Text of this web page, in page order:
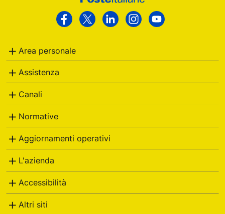
Facebook
Twitter LinkedinInstagram
Area personale
Assistenza
Canali
Normative
Aggiornamenti operativi
L'azienda
Accessibilità
Altri siti